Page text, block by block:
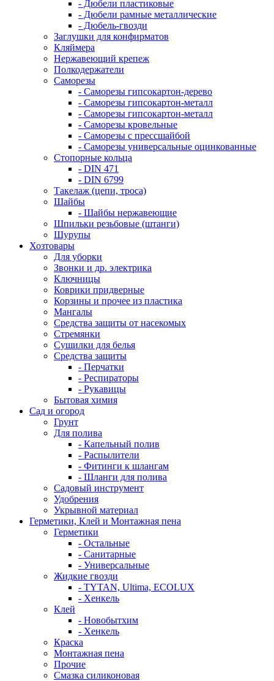
- Дюбели пластиковые
- Дюбели рамные металлические
- Дюбель-гвозди
Заглушки для конфирматов
Кляймера
Нержавеющий крепеж
Полкодержатели
Саморезы
- Саморезы гипсокартон-дерево
- Саморезы гипсокартон-металл
- Саморезы гипсокартон-металл
- Саморезы кровельные
- Саморезы с прессшайбой
- Саморезы универсальные оцинкованные
Стопорные кольца
- DIN 471
- DIN 6799
Такелаж (цепи, троса)
Шайбы
- Шайбы нержавеющие
Шпильки резьбовые (штанги)
Шурупы
Хозтовары
Для уборки
Звонки и др. электрика
Ключницы
Коврики придверные
Корзины и прочее из пластика
Мангалы
Средства защиты от насекомых
Стремянки
Сушилки для белья
Средства защиты
- Перчатки
- Респираторы
- Рукавицы
Бытовая химия
Сад и огород
Грунт
Для полива
- Капельный полив
- Распылители
- Фитинги к шлангам
- Шланги для полива
Садовый инструмент
Удобрения
Укрывной материал
Герметики, Клей и Монтажная пена
Герметики
- Остальные
- Санитарные
- Универсальные
Жидкие гвозди
- TYTAN, Ultima, ECOLUX
- Хенкель
Клей
- Новобытхим
- Хенкель
Краска
Монтажная пена
Прочие
Смазка силиконовая